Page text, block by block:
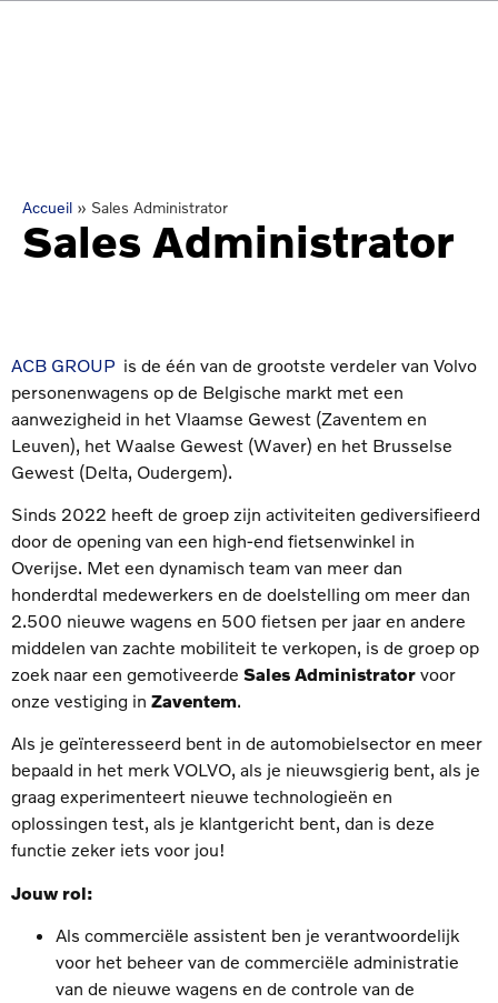
Accueil » Sales Administrator
Sales Administrator
ACB GROUP is de één van de grootste verdeler van Volvo
personenwagens op de Belgische markt met een
aanwezigheid in het Vlaamse Gewest (Zaventem en
Leuven), het Waalse Gewest (Waver) en het Brusselse
Gewest (Delta, Oudergem).
Sinds 2022 heeft de groep zijn activiteiten gediversifieerd
door de opening van een high-end fietsenwinkel in
Overijse. Met een dynamisch team van meer dan
honderdtal medewerkers en de doelstelling om meer dan
2.500 nieuwe wagens en 500 fietsen per jaar en andere
middelen van zachte mobiliteit te verkopen, is de groep op
zoek naar een gemotiveerde Sales Administrator voor
onze vestiging in Zaventem.
Als je geïnteresseerd bent in de automobielsector en meer
bepaald in het merk VOLVO, als je nieuwsgierig bent, als je
graag experimenteert nieuwe technologieën en
oplossingen test, als je klantgericht bent, dan is deze
functie zeker iets voor jou!
Jouw rol:
Als commerciële assistent ben je verantwoordelijk
voor het beheer van de commerciële administratie
van de nieuwe wagens en de controle van de